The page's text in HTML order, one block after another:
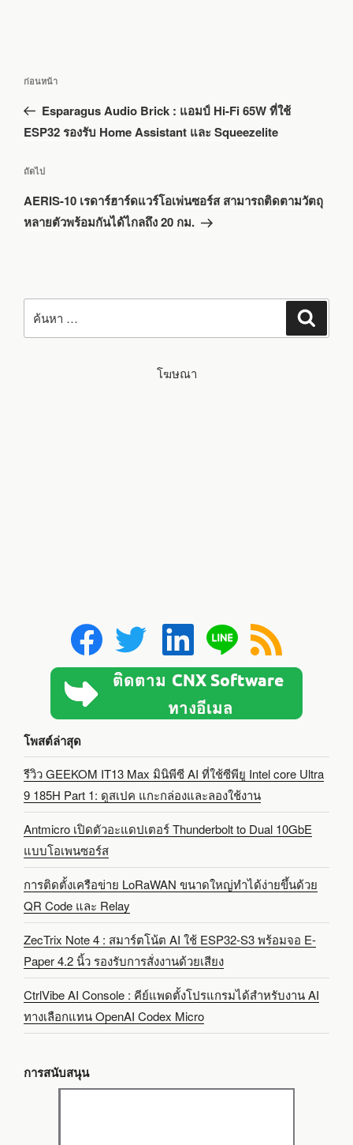
เรื่อง
เรื่อง
ก่อนหน้า
Esparagus Audio Brick : แอมป์ Hi-Fi 65W ที่ใช้
ESP32 รองรับ Home Assistant และ Squeezelite
เรื่อง
ถัดไป
AERIS-10 เรดาร์ฮาร์ดแวร์โอเพ่นซอร์ส สามารถติดตามวัตถุ
หลายตัวพร้อมกันได้ไกลถึง 20 กม.
ค้นหา:
โฆษณา
โพสต์ล่าสุด
รีวิว GEEKOM IT13 Max มินิพีซี AI ที่ใช้ซีพียู Intel core Ultra
9 185H Part 1: ดูสเปค แกะกล่องและลองใช้งาน
Antmicro เปิดตัวอะแดปเตอร์ Thunderbolt to Dual 10GbE
แบบโอเพนซอร์ส
การติดตั้งเครือข่าย LoRaWAN ขนาดใหญ่ทำได้ง่ายขึ้นด้วย
QR Code และ Relay
ZecTrix Note 4 : สมาร์ตโน้ต AI ใช้ ESP32-S3 พร้อมจอ E-
Paper 4.2 นิ้ว รองรับการสั่งงานด้วยเสียง
CtrlVibe AI Console : คีย์แพดตั้งโปรแกรมได้สำหรับงาน AI
ทางเลือกแทน OpenAI Codex Micro
การสนับสนุน